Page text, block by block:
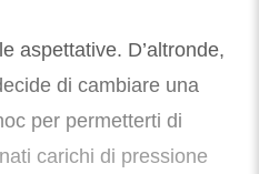
aspettative. D’altronde,
di cambiare una
per permetterti di
carichi di pressione